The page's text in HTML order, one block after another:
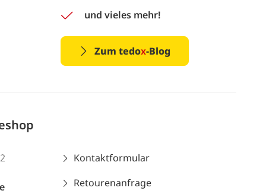
und vieles mehr!
Zum tedox-Blog
Kontaktformular
Retourenanfrage